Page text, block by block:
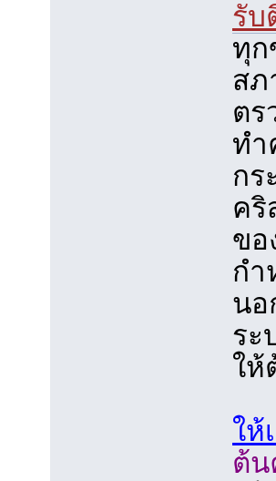
รับ
ทุก
สภ
ตร
ทำ
กร
คริ
ขอ
ก
นอ
ระ
ให้
ให้
ต้น